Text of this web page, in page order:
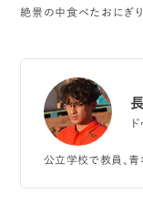
絶景の中食べたおにぎ
公立学校で教員、